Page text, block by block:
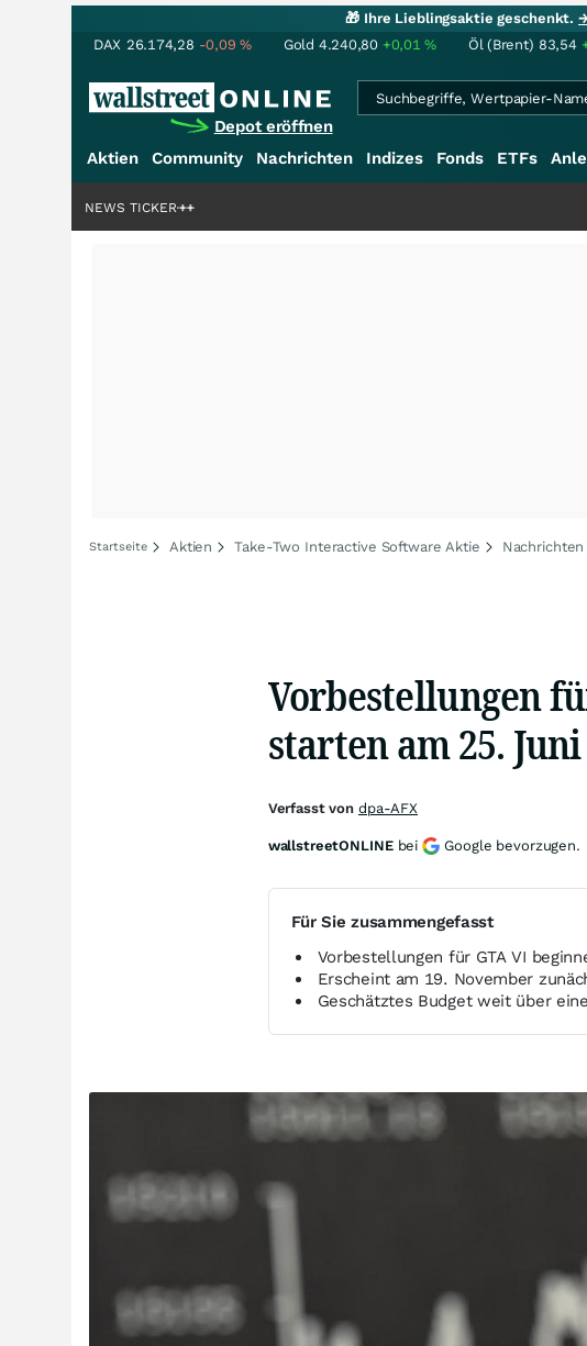
🎁 Ihre Lieblingsaktie geschenkt.
DAX 26.174,28 -0,09% Gold 4.240,80 +0,01% Öl (Brent) 83,54
Depot eröffnen
Aktien Community Nachrichten Indizes Fonds ETFs
+++NEWS TICKER
Startseite Aktien Take-Two Interactive Software Aktie
Vorbestellungen
starten am 25. Juni
Für Sie zusammengefasst
Vorbestellungen für GTA VI
Erscheint am 19. November
Geschätztes Budget weit über
Verfasst von dpa-AFX
wallstreetONLINE bei Google bevorzugen.